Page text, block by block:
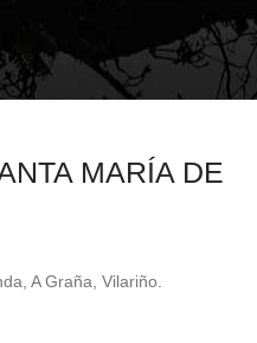
MARÍA DE
A Graña, Vilariño.